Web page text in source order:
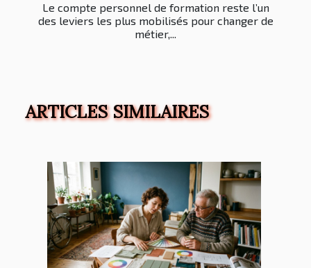
Le compte personnel de formation reste l’un
des leviers les plus mobilisés pour changer de
métier,...
ARTICLES SIMILAIRES